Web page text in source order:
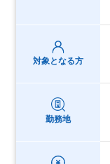
対象となる方
勤務地